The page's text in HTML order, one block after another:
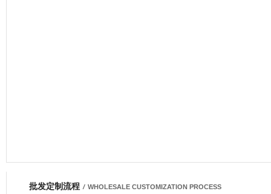
网商会会员
批发定制流程 / WHOLESALE CUSTOMIZATION PROCESS